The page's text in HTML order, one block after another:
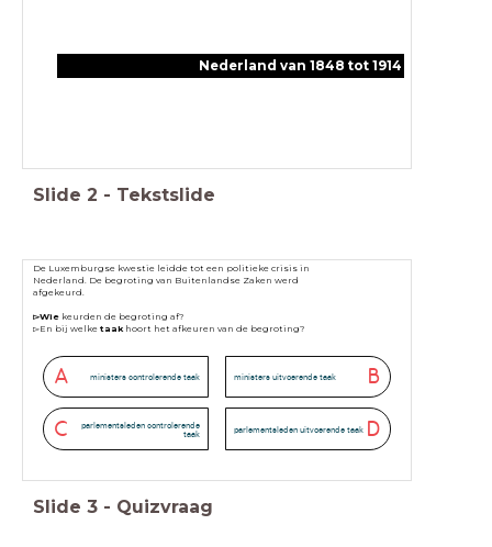
Nederland van 1848 tot 1914
Slide 2 - Tekstslide
De Luxemburgse kwestie leidde tot een politieke crisis in
Nederland. De begroting van Buitenlandse Zaken werd
afgekeurd.
▻Wie keurden de begroting af?
▻En bij welketaak hoort het afkeuren van de begroting?
A ministers controlerende taak B
ministers uitvoerende taak
C
parlementsleden controlerende
taak
D
parlementsleden uitvoerende taak
Slide 3 - Quizvraag